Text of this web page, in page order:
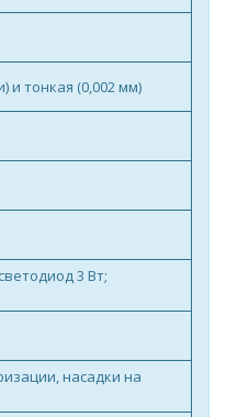
и тонкая (0,002 мм)
3 Вт;
насадки на